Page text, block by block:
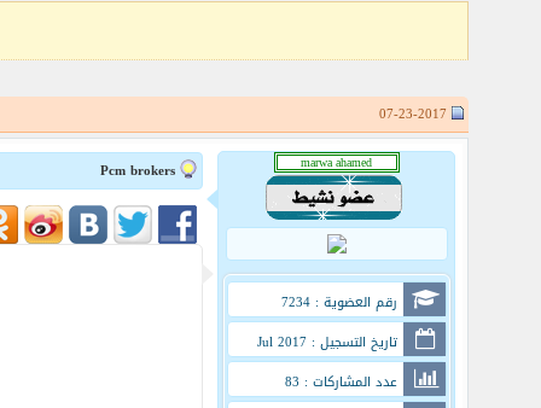
رقم العضوية : 7234
تاريخ التسجيل : Jul 2017
عدد المشاركات : 83
Pcm brokers